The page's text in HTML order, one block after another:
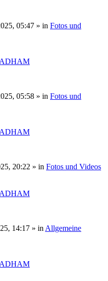
05:47 » in Fotos und
05:58 » in Fotos und
20:22 » in Fotos und Videos
14:17 » in Allgemeine